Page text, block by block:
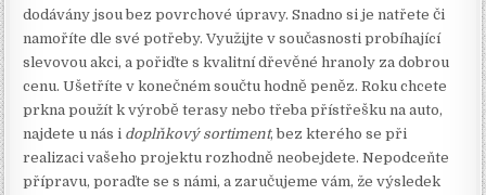
dodávány jsou bez povrchové úpravy. Snadno si je natřete či
namoříte dle své potřeby. Využijte v současnosti probíhající
slevovou akci, a pořiďte s kvalitní dřevěné hranoly za dobrou
cenu. Ušetříte v konečném součtu hodně peněz. Roku chcete
prkna použít k výrobě terasy nebo třeba přístřešku na auto,
najdete u nás i doplňkový sortiment, bez kterého se při
realizaci vašeho projektu rozhodně neobejdete. Nepodceňte
přípravu, poraďte se s námi, a zaručujeme vám, že výsledek